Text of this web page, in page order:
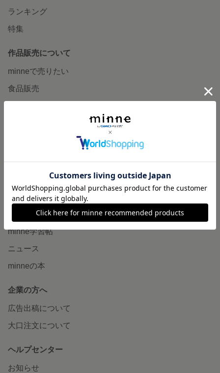
ランキング
特集
作品販売について
minneで売りたい
食品販売
販売支援企画・イベント
読みもの
minneとものづくりと
minne学習帖
ニュース
minneの本
企業の方へ
広告出稿について
大口注文について
ヘルプセンター
お知らせ